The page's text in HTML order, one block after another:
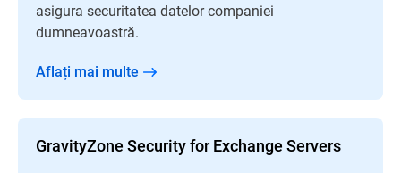
asigura securitatea datelor companiei
dumneavoastră.
Aflați mai multe
GravityZone Security for Exchange Servers